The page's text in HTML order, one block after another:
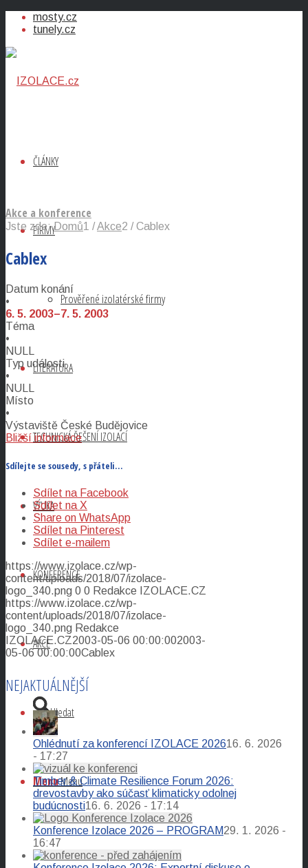
mosty.cz
tunely.cz
ČLÁNKY
FIRMY
Prověřené izolatérské firmy
LITERATURA
TECHNICKÁ ŘEŠENÍ IZOLACÍ
VÝUKA
KONFERENCE
AKCE
Hledat
MenuMenu
Akce a konference
Jste zde: Domů1 /Akce2 / Cablex
Cablex
Datum konání
•
6. 5. 2003–7. 5. 2003
Téma
•
NULL
Typ události
•
NULL
Místo
•
Výstaviště České Budějovice
Bližší informace
Sdílejte se sousedy, s přáteli…
Sdílet na Facebook
Sdílet na X
Share on WhatsApp
Sdílet na Pinterest
Sdílet e-mailem
https://www.izolace.cz/wp-
content/uploads/2018/07/izolace-
logo_340.png 0 0 Redakce IZOLACE.CZ
https://www.izolace.cz/wp-
content/uploads/2018/07/izolace-
logo_340.png Redakce
IZOLACE.CZ2003-05-06 00:00:002003-
05-06 00:00:00Cablex
NEJAKTUÁLNĚJŠÍ
Ohlédnutí za konferencí IZOLACE 202616. 6. 2026
- 17:27
Timber & Climate Resilience Forum 2026:
drevostavby ako súčasť klimaticky odolnej
budúcnosti16. 6. 2026 - 17:14
Konference Izolace 2026 – PROGRAM29. 1. 2026 -
16:47